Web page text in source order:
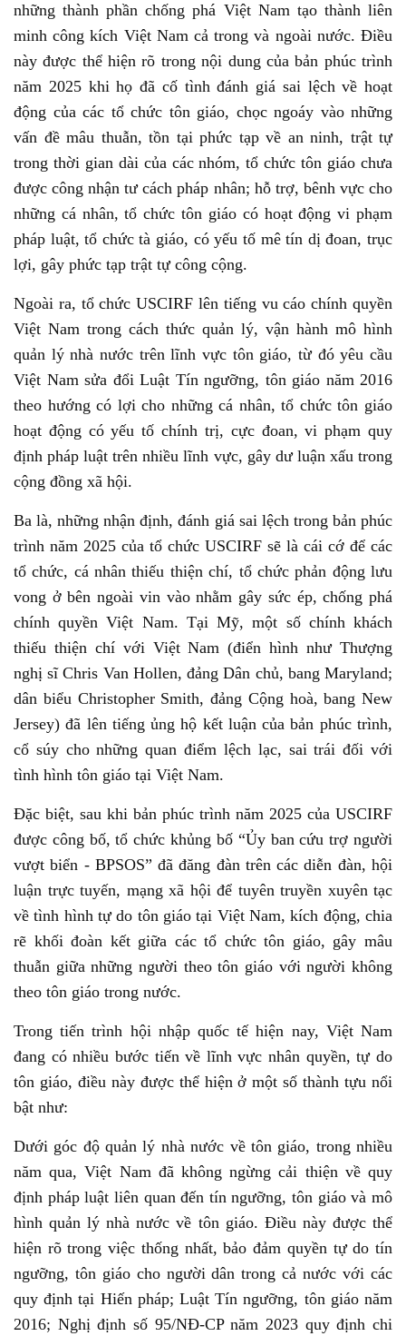
những thành phần chống phá Việt Nam tạo thành liên
minh công kích Việt Nam cả trong và ngoài nước. Điều
này được thể hiện rõ trong nội dung của bản phúc trình
năm 2025 khi họ đã cố tình đánh giá sai lệch về hoạt
động của các tổ chức tôn giáo, chọc ngoáy vào những
vấn đề mâu thuẫn, tồn tại phức tạp về an ninh, trật tự
trong thời gian dài của các nhóm, tổ chức tôn giáo chưa
được công nhận tư cách pháp nhân; hỗ trợ, bênh vực cho
những cá nhân, tổ chức tôn giáo có hoạt động vi phạm
pháp luật, tổ chức tà giáo, có yếu tố mê tín dị đoan, trục
lợi, gây phức tạp trật tự công cộng.
Ngoài ra, tổ chức USCIRF lên tiếng vu cáo chính quyền
Việt Nam trong cách thức quản lý, vận hành mô hình
quản lý nhà nước trên lĩnh vực tôn giáo, từ đó yêu cầu
Việt Nam sửa đổi Luật Tín ngưỡng, tôn giáo năm 2016
theo hướng có lợi cho những cá nhân, tổ chức tôn giáo
hoạt động có yếu tố chính trị, cực đoan, vi phạm quy
định pháp luật trên nhiều lĩnh vực, gây dư luận xấu trong
cộng đồng xã hội.
Ba là, những nhận định, đánh giá sai lệch trong bản phúc
trình năm 2025 của tổ chức USCIRF sẽ là cái cớ để các
tổ chức, cá nhân thiếu thiện chí, tổ chức phản động lưu
vong ở bên ngoài vin vào nhằm gây sức ép, chống phá
chính quyền Việt Nam. Tại Mỹ, một số chính khách
thiếu thiện chí với Việt Nam (điển hình như Thượng
nghị sĩ Chris Van Hollen, đảng Dân chủ, bang Maryland;
dân biểu Christopher Smith, đảng Cộng hoà, bang New
Jersey) đã lên tiếng ủng hộ kết luận của bản phúc trình,
cổ súy cho những quan điểm lệch lạc, sai trái đối với
tình hình tôn giáo tại Việt Nam.
Đặc biệt, sau khi bản phúc trình năm 2025 của USCIRF
được công bố, tổ chức khủng bố “Ủy ban cứu trợ người
vượt biển - BPSOS” đã đăng đàn trên các diễn đàn, hội
luận trực tuyến, mạng xã hội để tuyên truyền xuyên tạc
về tình hình tự do tôn giáo tại Việt Nam, kích động, chia
rẽ khối đoàn kết giữa các tổ chức tôn giáo, gây mâu
thuẫn giữa những người theo tôn giáo với người không
theo tôn giáo trong nước.
Trong tiến trình hội nhập quốc tế hiện nay, Việt Nam
đang có nhiều bước tiến về lĩnh vực nhân quyền, tự do
tôn giáo, điều này được thể hiện ở một số thành tựu nổi
bật như:
Dưới góc độ quản lý nhà nước về tôn giáo, trong nhiều
năm qua, Việt Nam đã không ngừng cải thiện về quy
định pháp luật liên quan đến tín ngưỡng, tôn giáo và mô
hình quản lý nhà nước về tôn giáo. Điều này được thể
hiện rõ trong việc thống nhất, bảo đảm quyền tự do tín
ngưỡng, tôn giáo cho người dân trong cả nước với các
quy định tại Hiến pháp; Luật Tín ngưỡng, tôn giáo năm
2016; Nghị định số 95/NĐ-CP năm 2023 quy định chi